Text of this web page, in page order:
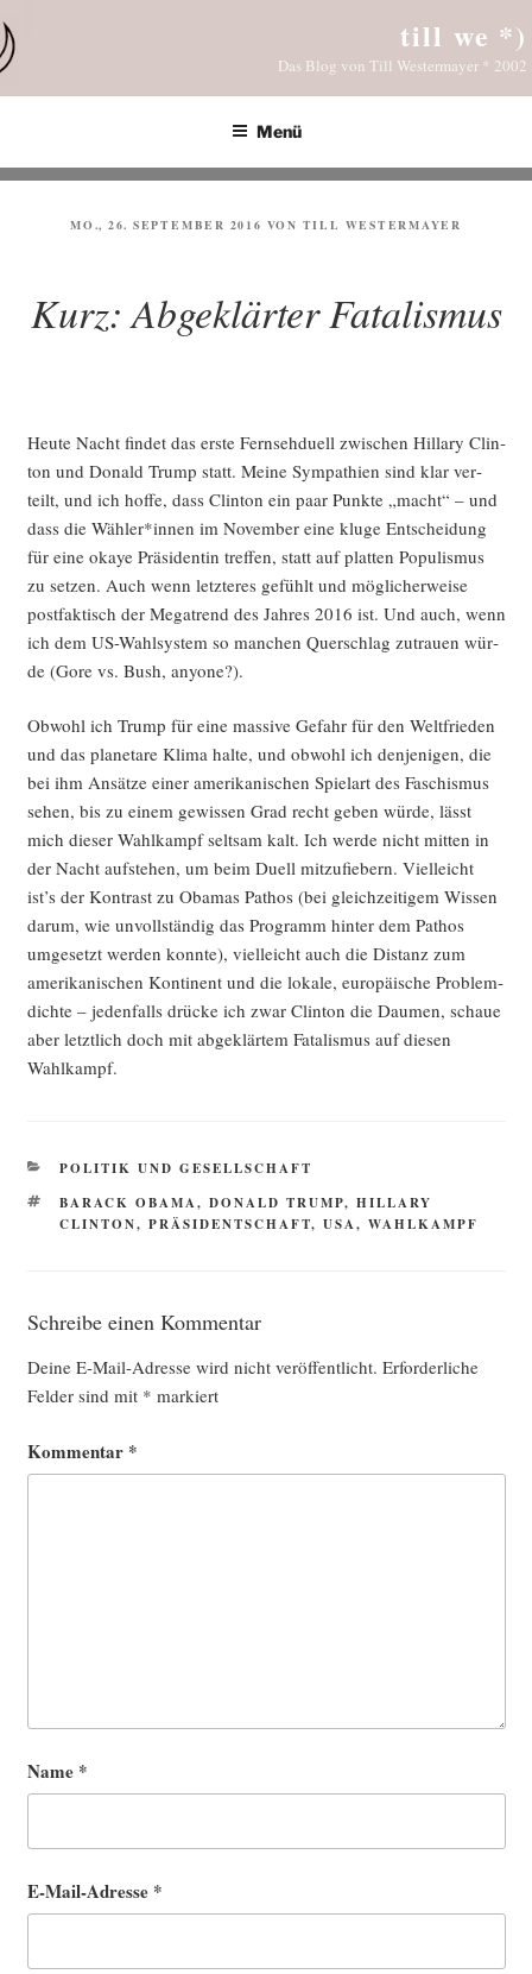
Inhalt
springen
till we *)
Das Blog von Till Westermayer * 2002
Menü
VERÖFFENTLICHT
MO., 26. SEPTEMBER 2016 VON TILL WESTERMAYER
Kurz: Abgeklärter Fatalismus
Heu­te Nacht fin­det das ers­te Fern­seh­du­ell zwi­schen Hil­la­ry Clin­
ton und Donald Trump statt. Mei­ne Sym­pa­thien sind klar ver­
teilt, und ich hof­fe, dass Clin­ton ein paar Punk­te „macht“ – und
dass die Wähler*innen im Novem­ber eine klu­ge Ent­schei­dung
für eine okaye Prä­si­den­tin tref­fen, statt auf plat­ten Popu­lis­mus
zu set­zen. Auch wenn letz­te­res gefühlt und mög­li­cher­wei­se
post­fak­tisch der Mega­trend des Jah­res 2016 ist. Und auch, wenn
ich dem US-Wahl­sys­tem so man­chen Quer­schlag zutrau­en wür­
de (Gore vs. Bush, anyone?).
Obwohl ich Trump für eine mas­si­ve Gefahr für den Welt­frie­den
und das pla­ne­ta­re Kli­ma hal­te, und obwohl ich den­je­ni­gen, die
bei ihm Ansät­ze einer ame­ri­ka­ni­schen Spiel­art des Faschis­mus
sehen, bis zu einem gewis­sen Grad recht geben wür­de, lässt
mich die­ser Wahl­kampf selt­sam kalt. Ich wer­de nicht mit­ten in
der Nacht auf­ste­hen, um beim Duell mit­zu­fie­bern. Viel­leicht
ist’s der Kon­trast zu Oba­mas Pathos (bei gleich­zei­ti­gem Wis­sen
dar­um, wie unvoll­stän­dig das Pro­gramm hin­ter dem Pathos
umge­setzt wer­den konn­te), viel­leicht auch die Distanz zum
ame­ri­ka­ni­schen Kon­ti­nent und die loka­le, euro­päi­sche Pro­blem­
dich­te – jeden­falls drü­cke ich zwar Clin­ton die Dau­men, schaue
aber letzt­lich doch mit abge­klär­tem Fata­lis­mus auf die­sen
Wahlkampf.
KATEGORIEN
POLITIK UND GESELLSCHAFT
SCHLAGWÖRTER
BARACK OBAMA, DONALD TRUMP, HILLARY
CLINTON, PRÄSIDENTSCHAFT, USA, WAHLKAMPF
Schreibe einen Kommentar
Deine E-Mail-Adresse wird nicht veröffentlicht. Erforderliche
Felder sind mit * markiert
Kommentar *
Name *
E-Mail-Adresse *